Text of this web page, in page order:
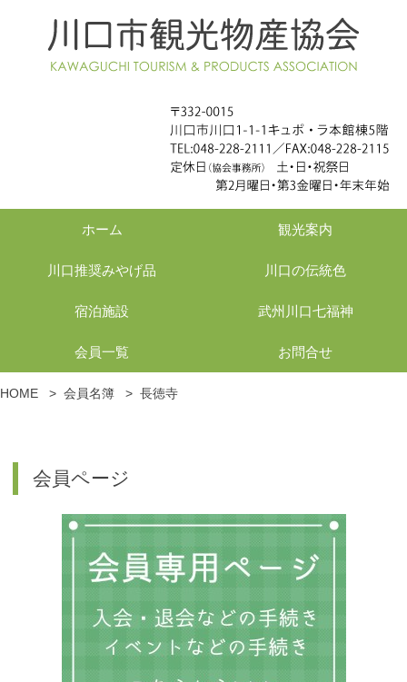
ホーム 観光案内
川口推奨みやげ品 川口の伝統色
宿泊施設 武州川口七福神
会員一覧 お問合せ
HOME > 会員名簿 > 長徳寺
会員ページ